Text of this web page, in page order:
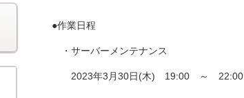
●作業日程
・サーバーメンテナンス
2023年3月30日(木) 19:00 ～ 22:00